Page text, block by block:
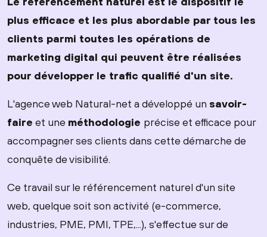
plus efficace et les plus abordable par tous les
clients parmi toutes les opérations de
marketing digital qui peuvent être réalisées
pour développer le trafic qualifié d'un site.
L'agence web Natural-net a développé un savoir-
faire et une méthodologie précise et efficace pour
accompagner ses clients dans cette démarche de
conquête de visibilité.
Ce travail sur le référencement naturel d'un site
web, quelque soit son activité (e-commerce,
industries, PME, PMI, TPE,...), s'effectue sur de